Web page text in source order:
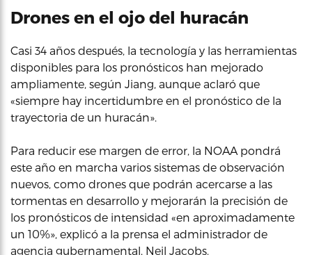
Drones en el ojo del huracán
Casi 34 años después, la tecnología y las herramientas
disponibles para los pronósticos han mejorado
ampliamente, según Jiang, aunque aclaró que
«siempre hay incertidumbre en el pronóstico de la
trayectoria de un huracán».
Para reducir ese margen de error, la NOAA pondrá
este año en marcha varios sistemas de observación
nuevos, como drones que podrán acercarse a las
tormentas en desarrollo y mejorarán la precisión de
los pronósticos de intensidad «en aproximadamente
un 10%», explicó a la prensa el administrador de
agencia gubernamental, Neil Jacobs.